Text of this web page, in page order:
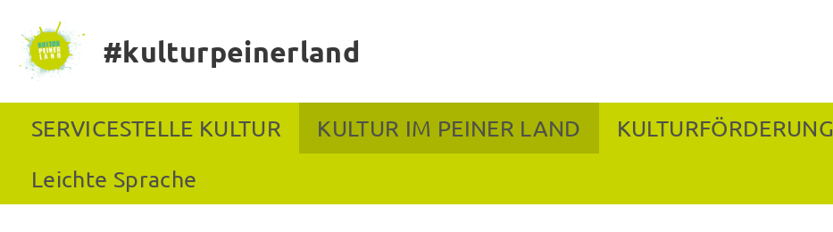
#kulturpeinerland
SERVICESTELLE KULTUR KULTUR IM PEINER LAND KULTURFÖRDERUNG
Leichte Sprache